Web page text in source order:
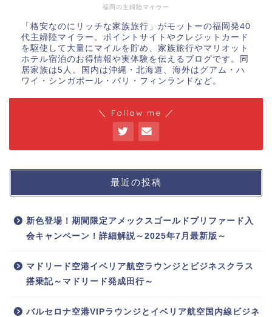
福岡の主婦陸マイラー
「格安なのにリッチな家族旅行」がモットーの福岡発40
代主婦陸マイラー。ポイントサイトやクレジットカード
を駆使して大量にマイルを貯め、家族旅行やマリオット
ホテル宿泊のお得情報や実体験を伝えるブログです。同
居家族は5人。国内は沖縄・北海道、海外はグアム・ハ
ワイ・シンガポール・バリ・フィンランドなど。
＼ Follow me ／
最近の投稿
新色登場！期間限定アメックスゴールドプリファード入
会キャンペーン！詳細解説～2025年7月最新版～
マドリード空港イベリア航空ラウンジとビジネスクラス
搭乗記～マドリード発成田行～
バルセロナ空港VIPラウンジとイベリア航空国内線ビジネ